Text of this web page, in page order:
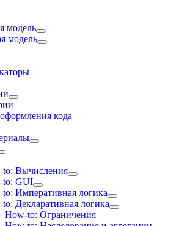
модель
модель
кода
to: Вычисления
to: GUI
Императивная логика
Декларативная логика
How-to: Ограничения